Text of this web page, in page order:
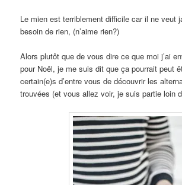
Le mien est terriblement difficile car il ne veut
besoin de rien, (n’aime rien?)
Alors plutôt que de vous dire ce que moi j’ai
pour Noël, je me suis dit que ça pourrait peut
certain(e)s d’entre vous de découvrir les
trouvées (et vous allez voir, je suis partie loin